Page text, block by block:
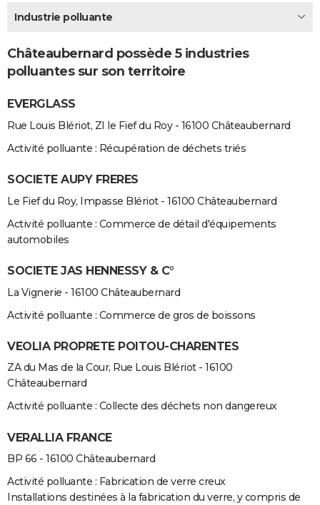
Destinations
City break
Voyage nature
Voyage de noces
Forum
Climat
+PHOTO
GUIDES D'ACHAT
BONS PLANS
CARTE DE VOEUX
Carte de Noël
Carte Bonne année
Carte Saint-Valentin
Carte Pâques
Carte d'anniversaire
DICTIONNAIRE
AVIS DE DÉCÈS
Bricolage
Lifestyle
Culture
Sport
Auto
Television
Voyage
Cinema
Industrie polluante
Châteaubernard possède 5 industries
polluantes sur son territoire
EVERGLASS
Rue Louis Blériot, ZI le Fief du Roy - 16100 Châteaubernard
Activité polluante : Récupération de déchets triés
SOCIETE AUPY FRERES
Le Fief du Roy, Impasse Blériot - 16100 Châteaubernard
Activité polluante : Commerce de détail d'équipements
automobiles
SOCIETE JAS HENNESSY & C°
La Vignerie - 16100 Châteaubernard
Activité polluante : Commerce de gros de boissons
VEOLIA PROPRETE POITOU-CHARENTES
ZA du Mas de la Cour, Rue Louis Blériot - 16100
Châteaubernard
Activité polluante : Collecte des déchets non dangereux
VERALLIA FRANCE
BP 66 - 16100 Châteaubernard
Activité polluante : Fabrication de verre creux
Installations destinées à la fabrication du verre, y compris de